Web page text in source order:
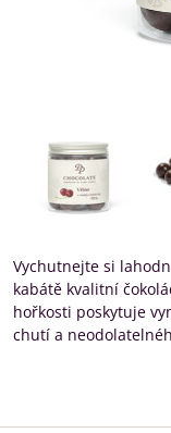
Vychutnejte si
kabátě kvalitní
hořkosti poskytuje
chutí a